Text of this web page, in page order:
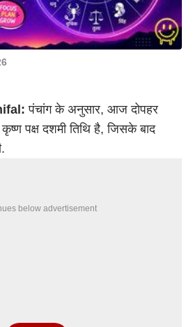
पंचांग के अनुसार, आज दोपहर
पक्ष दशमी तिथि है, जिसके बाद
below advertisement